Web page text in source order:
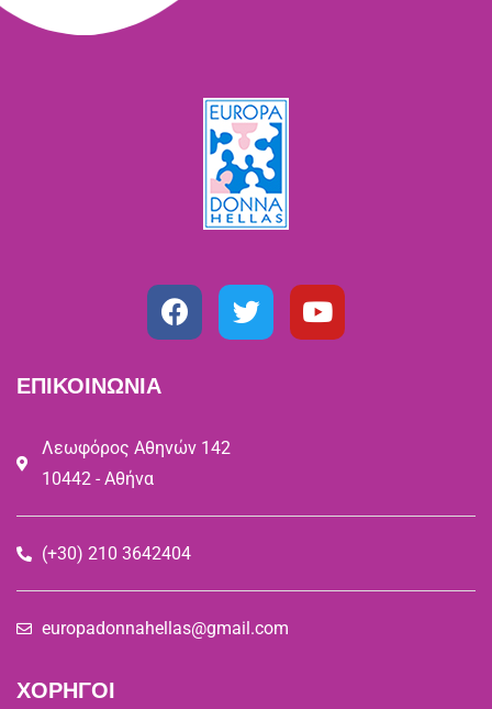
ΕΠΙΚΟΙΝΩΝΙΑ
Λεωφόρος Αθηνών 142
10442 - Αθήνα
(+30) 210 3642404
europadonnahellas@gmail.com
ΧΟΡΗΓΟΙ